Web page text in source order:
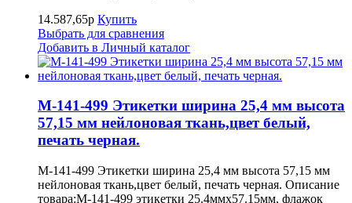
14.587,65р Купить
Выбрать для сравнения
Добавить в Личный каталог
M-141-499 Этикетки ширина 25,4 мм высота
57,15 мм нейлоновая ткань,цвет белый,
печать черная.
M-141-499 Этикетки ширина 25,4 мм высота 57,15 мм
нейлоновая ткань,цвет белый, печать черная. Описание
товара:M-141-499 этикетки 25.4ммх57.15мм, флажок